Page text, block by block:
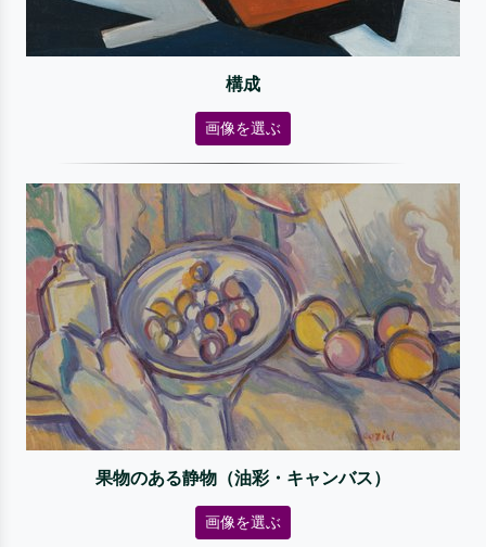
構成
画像を選ぶ
果物のある静物（油彩・キャンバス）
画像を選ぶ